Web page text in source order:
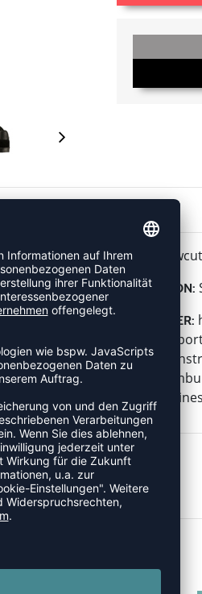
in
HÖHE: Lowcut
KOLLEKTION:
HERSTELLER:
hummel
22761
E-Mail: